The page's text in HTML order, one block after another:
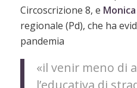
Circoscrizione 8, e
regionale (Pd), che ha
pandemia
«il venir meno di
l’educativa di